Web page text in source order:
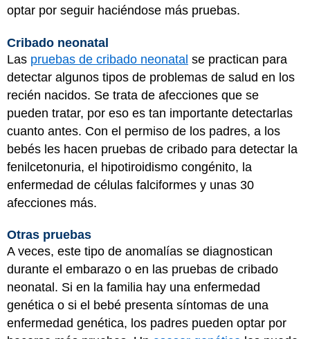
optar por seguir haciéndose más pruebas.
Cribado neonatal
Las pruebas de cribado neonatal se practican para
detectar algunos tipos de problemas de salud en los
recién nacidos. Se trata de afecciones que se
pueden tratar, por eso es tan importante detectarlas
cuanto antes. Con el permiso de los padres, a los
bebés les hacen pruebas de cribado para detectar la
fenilcetonuria, el hipotiroidismo congénito, la
enfermedad de células falciformes y unas 30
afecciones más.
Otras pruebas
A veces, este tipo de anomalías se diagnostican
durante el embarazo o en las pruebas de cribado
neonatal. Si en la familia hay una enfermedad
genética o si el bebé presenta síntomas de una
enfermedad genética, los padres pueden optar por